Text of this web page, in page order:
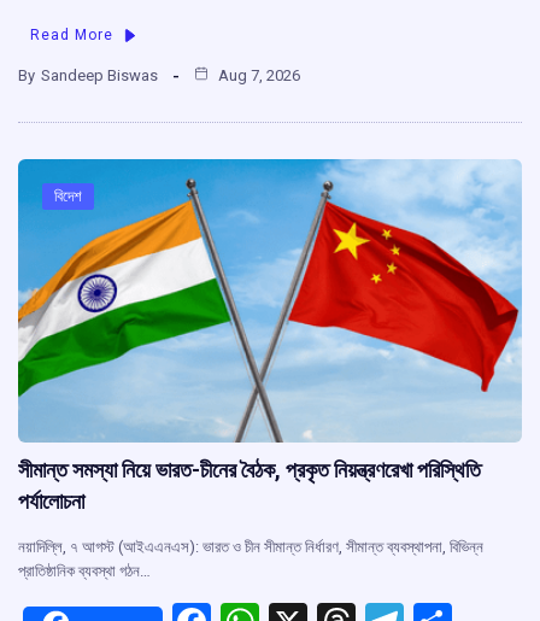
b
o
o
k
s
A
p
p
d
s
a
m
Read More
By Sandeep Biswas Aug 7, 2026
বিদেশ
সীমান্ত সমস্যা নিয়ে ভারত-চীনের বৈঠক, প্রকৃত নিয়ন্ত্রণরেখা পরিস্থিতি
পর্যালোচনা
নয়াদিল্লি, ৭ আগস্ট (আইএএনএস): ভারত ও চীন সীমান্ত নির্ধারণ, সীমান্ত ব্যবস্থাপনা, বিভিন্ন
প্রাতিষ্ঠানিক ব্যবস্থা গঠন…